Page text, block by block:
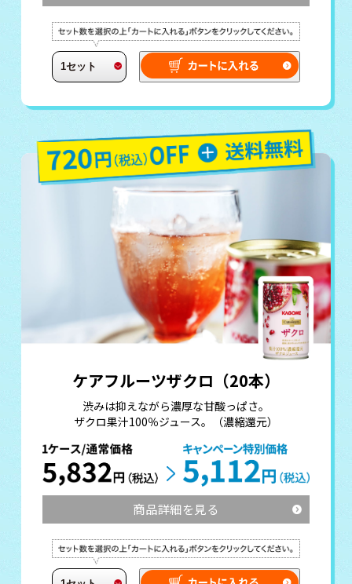
ケアフルーツザクロ（20本）
渋みは抑えながら濃厚な甘酸っぱさ。
ザクロ果汁100％ジュース。（濃縮還元）
商品詳細を見る